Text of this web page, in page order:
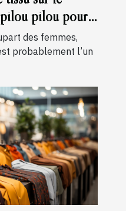
pilou pour
des femmes,
probablement l’un